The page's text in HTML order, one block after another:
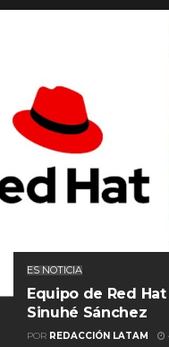
ES NOTICIA
Equipo de Red
Sinuhé Sánchez
POR REDACCIÓN LATAM